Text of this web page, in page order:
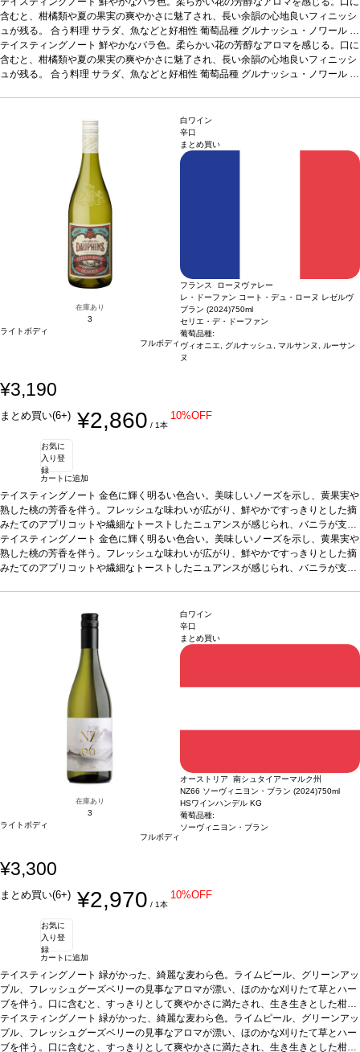
含むと、柑橘類や夏の果実の爽やかさに魅了され、長い余韻の心地良いフィニッシ
ュが残る。 合う料理 サラダ、魚などと好相性 葡萄品種 グルナッシュ・ノワール 9
0%、シラー 5%、サンソー 5%認証HVE認証*本ヴィンテージが在庫切れの場合、
在庫があり価格が同様の場合は自動的に次のヴィンテージに変更されます、ご了承
ください。
テイスティングノート 鮮やかなバラ色。柔らかい花の芳醇なアロマを感じる。口に
含むと、柑橘類や夏の果実の爽やかさに魅了され、長い余韻の心地良いフィニッシ
ュが残る。 合う料理 サラダ、魚などと好相性 葡萄品種 グルナッシュ・ノワール 9
在庫あり
3
ライトボディ
フルボディ
白ワイン
辛口
まとめ買い
フランス ローヌヴァレー
レ・ドーファン コート・デュ・ローヌ レゼルヴ
ブラン (2024)750ml
セリエ・デ・ドーファン
葡萄品種:
ヴィオニエ, グルナッシュ, マルサンヌ, ルーサン
ヌ
¥3,190
まとめ買い(6+) ¥2,860 / 1本
10%OFF
お気に
入り登
録
カートに追加
テイスティングノート 金色に輝く明るい色合い。美味しいノーズを示し、黄果実や
熟した桃の芳香を伴う。フレッシュな味わいが広がり、鮮やかですっきりとした摘
みたてのアプリコットや繊細なトーストしたニュアンスが感じられ、バニラが支え
るフィニッシュが続く。合う料理魚、チーズなどと好相性葡萄品種ヴィオニエ 4
5%、グルナッシュ 35%、マルサンヌ 15%、ルーサンヌ 5%認証HVE認証*本ヴィ
ンテージが在庫切れの場合、在庫があり価格が同様の場合は自動的に次のヴィンテ
テイスティングノート 金色に輝く明るい色合い。美味しいノーズを示し、黄果実や
熟した桃の芳香を伴う。フレッシュな味わいが広がり、鮮やかですっきりとした摘
みたてのアプリコットや繊細なトーストしたニュアンスが感じられ、バニラが支え
ンテージが在庫切れの場合、在庫があり価格が同様の場合は自動的に次のヴィンテ
ージに変更されます、ご了承ください。
在庫あり
3
ライトボディ
フルボディ
白ワイン
辛口
まとめ買い
オーストリア 南シュタイアーマルク州
NZ66 ソーヴィニヨン・ブラン (2024)750ml
HSワインハンデル KG
葡萄品種:
ソーヴィニヨン・ブラン
¥3,300
まとめ買い(6+) ¥2,970 / 1本
10%OFF
お気に
入り登
録
カートに追加
テイスティングノート 緑がかった、綺麗な麦わら色。ライムピール、グリーンアッ
プル、フレッシュグーズベリーの見事なアロマが漂い、ほのかな刈りたて草とハー
ブを伴う。口に含むと、すっきりとして爽やかさに満たされ、生き生きとした柑橘
系の酸味やまっすぐなミネラルを感じる。鮮やかで、素晴らしい余韻のフィニッシ
ュが残る。合う料理魚のグリル、ロースト肉、クリーミーなリゾットなどと好相
性葡萄品種ソーヴィニヨン・ブラン認証サステナブル：certified sustainable Aust
テイスティングノート 緑がかった、綺麗な麦わら色。ライムピール、グリーンアッ
プル、フレッシュグーズベリーの見事なアロマが漂い、ほのかな刈りたて草とハー
ブを伴う。口に含むと、すっきりとして爽やかさに満たされ、生き生きとした柑橘